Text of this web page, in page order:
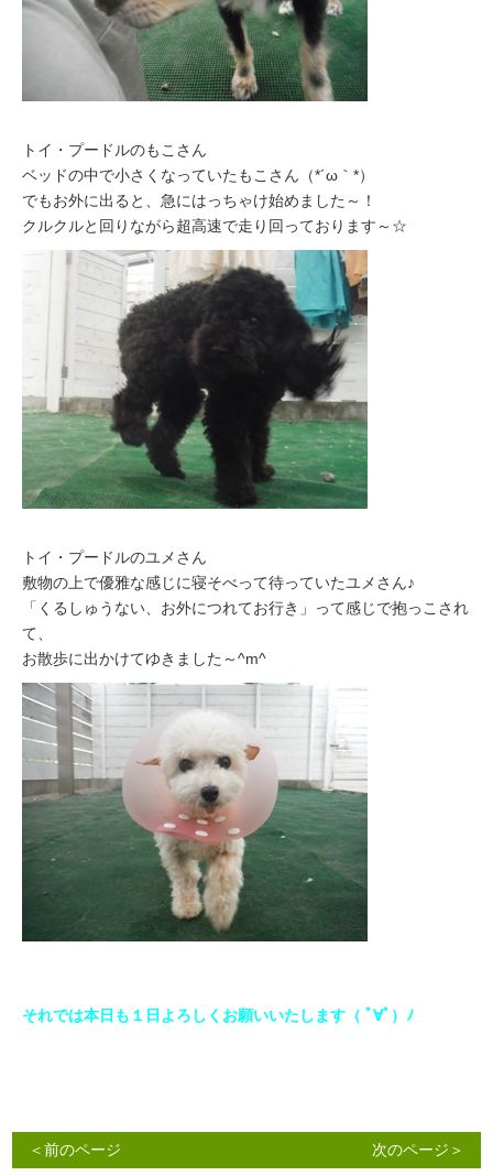
トイ・プードルのもこさん
ベッドの中で小さくなっていたもこさん（*´ω｀*）
でもお外に出ると、急にはっちゃけ始めました～！
クルクルと回りながら超高速で走り回っております～☆
トイ・プードルのユメさん
敷物の上で優雅な感じに寝そべって待っていたユメさん♪
「くるしゅうない、お外につれてお行き」って感じで抱っこされ
て、
お散歩に出かけてゆきました～^m^
それでは本日も１日よろしくお願いいたします（ ﾟ∀ﾟ）ﾉ
＜前のページ 次のページ＞